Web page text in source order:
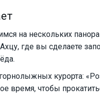
на нескольких
где вы сделаете
курорта:
время, чтобы